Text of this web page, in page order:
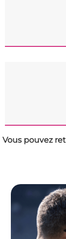
Vous pouvez